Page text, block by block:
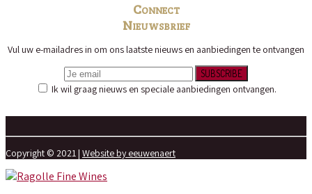
Connect
Nieuwsbrief
Vul uw e-mailadres in om ons laatste nieuws en aanbiedingen te ontvangen
SUBSCRIBE
Ik wil graag nieuws en speciale aanbiedingen ontvangen.
Copyright © 2021 | Website by eeuwenaert